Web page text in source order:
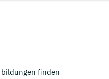
finden